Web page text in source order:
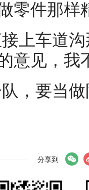
零件那样
上车道
意见，我
，要当
分享到